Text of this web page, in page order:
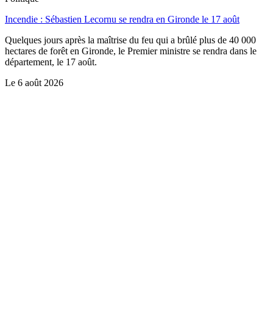
Incendie : Sébastien Lecornu se rendra en Gironde le 17 août
Quelques jours après la maîtrise du feu qui a brûlé plus de 40 000
hectares de forêt en Gironde, le Premier ministre se rendra dans le
département, le 17 août.
Le 6 août 2026